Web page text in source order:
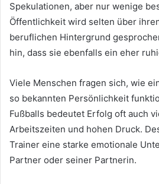
Spekulationen, aber nur wenige
Öffentlichkeit wird selten über
beruflichen Hintergrund
hin, dass sie ebenfalls ein eher
Viele Menschen fragen sich, wie
so bekannten Persönlichkeit
Fußballs bedeutet Erfolg oft auch
Arbeitszeiten und hohen Druck.
Trainer eine starke emotionale
Partner oder seiner Partnerin.